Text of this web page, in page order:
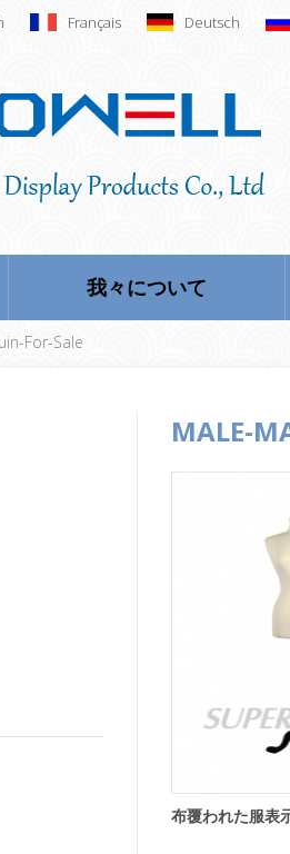
Français Deutsch
我々について
For-Sale
MALE-
布覆われた服表